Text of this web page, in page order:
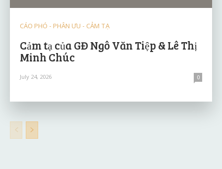
CÁO PHÓ - PHÂN ƯU - CẢM TẠ
Cảm tạ của GĐ Ngô Văn Tiệp & Lê Thị
Minh Chúc
July 24, 2026 0